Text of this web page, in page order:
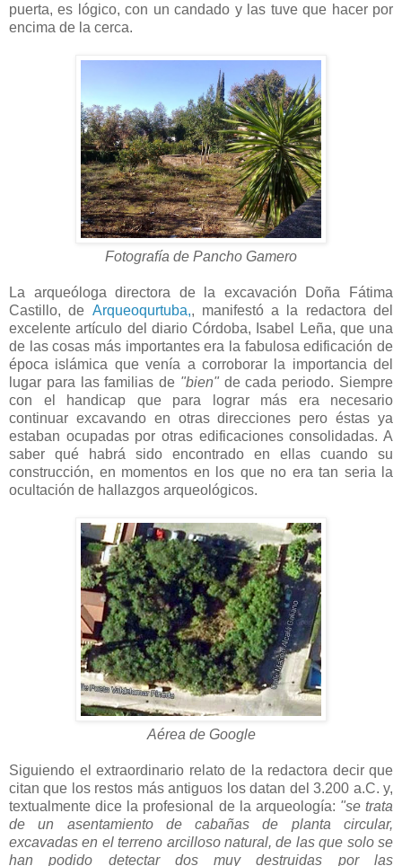
puerta, es lógico, con un candado y las tuve que hacer por
encima de la cerca.
Fotografía de Pancho Gamero
La arqueóloga directora de la excavación Doña Fátima
Castillo, de Arqueoqurtuba,, manifestó a la redactora del
excelente artículo del diario Córdoba, Isabel Leña, que una
de las cosas más importantes era la fabulosa edificación de
época islámica que venía a corroborar la importancia del
lugar para las familias de "bien" de cada periodo. Siempre
con el handicap que para lograr más era necesario
continuar excavando en otras direcciones pero éstas ya
estaban ocupadas por otras edificaciones consolidadas. A
saber qué habrá sido encontrado en ellas cuando su
construcción, en momentos en los que no era tan seria la
ocultación de hallazgos arqueológicos.
Aérea de Google
Siguiendo el extraordinario relato de la redactora decir que
citan que los restos más antiguos los datan del 3.200 a.C. y,
textualmente dice la profesional de la arqueología: "se trata
de un asentamiento de cabañas de planta circular,
excavadas en el terreno arcilloso natural, de las que solo se
han podido detectar dos muy destruidas por las